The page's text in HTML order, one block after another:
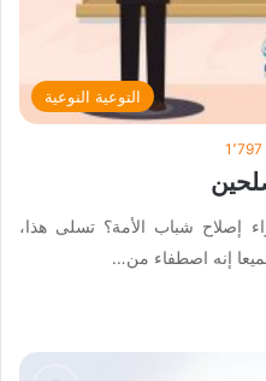
التوعية النوعية
1٬797
إصلاح شباب الأمة؟ تسلى هذا،
إنه اصطفاء من…